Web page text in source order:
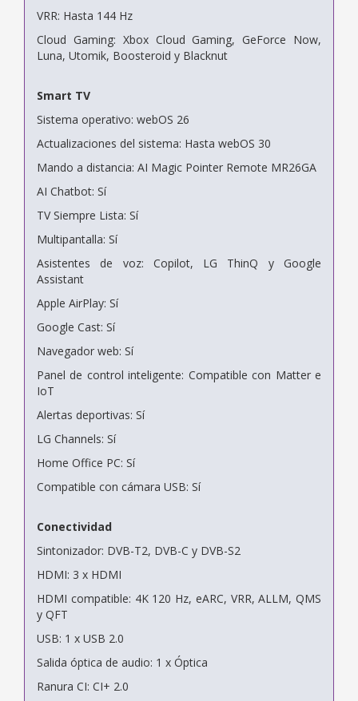
VRR: Hasta 144 Hz
Cloud Gaming: Xbox Cloud Gaming, GeForce Now,
Luna, Utomik, Boosteroid y Blacknut
Smart TV
Sistema operativo: webOS 26
Actualizaciones del sistema: Hasta webOS 30
Mando a distancia: AI Magic Pointer Remote MR26GA
AI Chatbot: Sí
TV Siempre Lista: Sí
Multipantalla: Sí
Asistentes de voz: Copilot, LG ThinQ y Google
Assistant
Apple AirPlay: Sí
Google Cast: Sí
Navegador web: Sí
Panel de control inteligente: Compatible con Matter e
IoT
Alertas deportivas: Sí
LG Channels: Sí
Home Office PC: Sí
Compatible con cámara USB: Sí
Conectividad
Sintonizador: DVB-T2, DVB-C y DVB-S2
HDMI: 3 x HDMI
HDMI compatible: 4K 120 Hz, eARC, VRR, ALLM, QMS
y QFT
USB: 1 x USB 2.0
Salida óptica de audio: 1 x Óptica
Ranura CI: CI+ 2.0